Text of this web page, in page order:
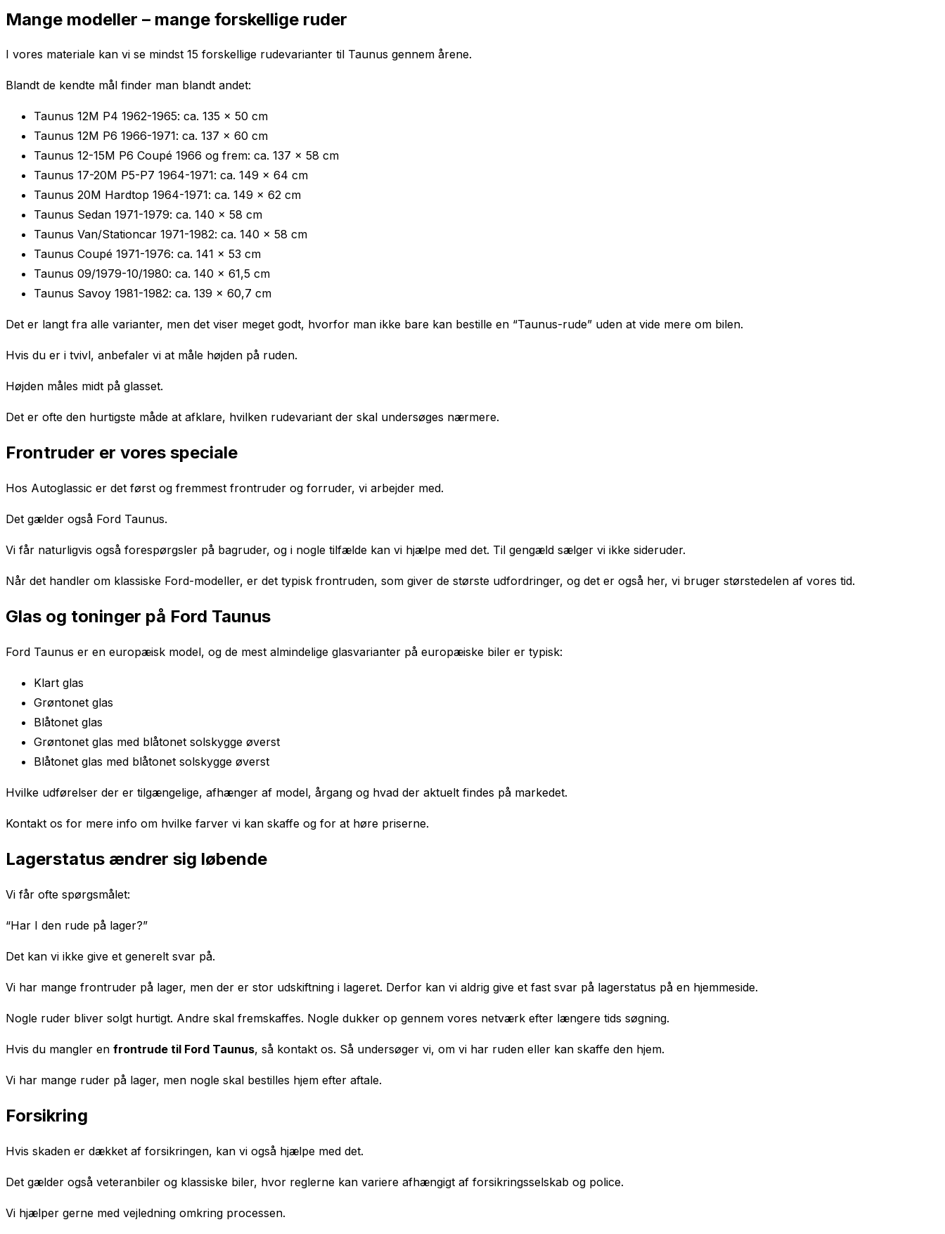
Mange modeller – mange forskellige ruder
I vores materiale kan vi se mindst 15 forskellige rudevarianter til Taunus gennem årene.
Blandt de kendte mål finder man blandt andet:
Taunus 12M P4 1962-1965: ca. 135 x 50 cm
Taunus 12M P6 1966-1971: ca. 137 x 60 cm
Taunus 12-15M P6 Coupé 1966 og frem: ca. 137 x 58 cm
Taunus 17-20M P5-P7 1964-1971: ca. 149 x 64 cm
Taunus 20M Hardtop 1964-1971: ca. 149 x 62 cm
Taunus Sedan 1971-1979: ca. 140 x 58 cm
Taunus Van/Stationcar 1971-1982: ca. 140 x 58 cm
Taunus Coupé 1971-1976: ca. 141 x 53 cm
Taunus 09/1979-10/1980: ca. 140 x 61,5 cm
Taunus Savoy 1981-1982: ca. 139 x 60,7 cm
Det er langt fra alle varianter, men det viser meget godt, hvorfor man ikke bare kan bestille en “Taunus-rude” uden at vide mere om bilen.
Hvis du er i tvivl, anbefaler vi at måle højden på ruden.
Højden måles midt på glasset.
Det er ofte den hurtigste måde at afklare, hvilken rudevariant der skal undersøges nærmere.
Frontruder er vores speciale
Hos Autoglassic er det først og fremmest frontruder og forruder, vi arbejder med.
Det gælder også Ford Taunus.
Vi får naturligvis også forespørgsler på bagruder, og i nogle tilfælde kan vi hjælpe med det. Til gengæld sælger vi ikke sideruder.
Når det handler om klassiske Ford-modeller, er det typisk frontruden, som giver de største udfordringer, og det er også her, vi bruger størstedelen af vores tid.
Glas og toninger på Ford Taunus
Ford Taunus er en europæisk model, og de mest almindelige glasvarianter på europæiske biler er typisk:
Klart glas
Grøntonet glas
Blåtonet glas
Grøntonet glas med blåtonet solskygge øverst
Blåtonet glas med blåtonet solskygge øverst
Hvilke udførelser der er tilgængelige, afhænger af model, årgang og hvad der aktuelt findes på markedet.
Kontakt os for mere info om hvilke farver vi kan skaffe og for at høre priserne.
Lagerstatus ændrer sig løbende
Vi får ofte spørgsmålet:
“Har I den rude på lager?”
Det kan vi ikke give et generelt svar på.
Vi har mange frontruder på lager, men der er stor udskiftning i lageret. Derfor kan vi aldrig give et fast svar på lagerstatus på en hjemmeside.
Nogle ruder bliver solgt hurtigt. Andre skal fremskaffes. Nogle dukker op gennem vores netværk efter længere tids søgning.
Hvis du mangler en frontrude til Ford Taunus, så kontakt os. Så undersøger vi, om vi har ruden eller kan skaffe den hjem.
Vi har mange ruder på lager, men nogle skal bestilles hjem efter aftale.
Forsikring
Hvis skaden er dækket af forsikringen, kan vi også hjælpe med det.
Det gælder også veteranbiler og klassiske biler, hvor reglerne kan variere afhængigt af forsikringsselskab og police.
Vi hjælper gerne med vejledning omkring processen.